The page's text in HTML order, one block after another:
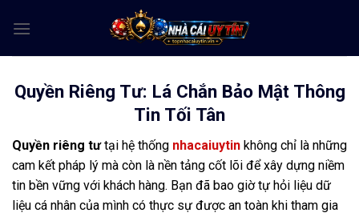
Quyền Riêng Tư: Lá Chắn Bảo Mật Thông
Tin Tối Tân
Quyền riêng tưtại hệ thống nhacaiuytin không chỉ là những
cam kết pháp lý mà còn là nền tảng cốt lõi để xây dựng niềm
tin bền vững với khách hàng. Bạn đã bao giờ tự hỏi liệu dữ
liệu cá nhân của mình có thực sự được an toàn khi tham gia